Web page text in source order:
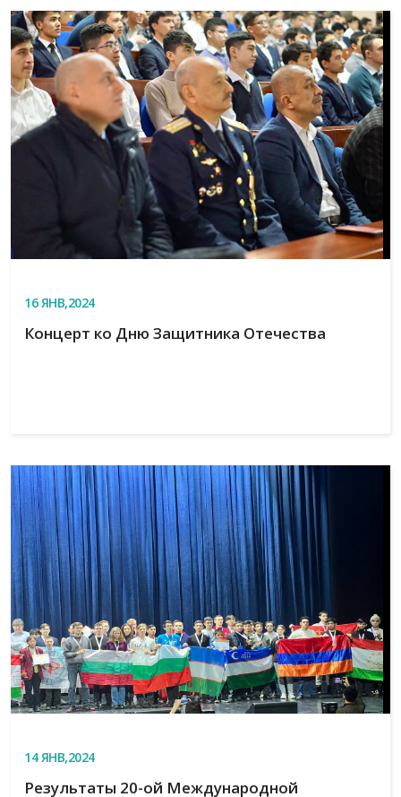
16ЯНВ,2024
Концерт ко Дню Защитника Отечества
14ЯНВ,2024
Результаты 20-ой Международной